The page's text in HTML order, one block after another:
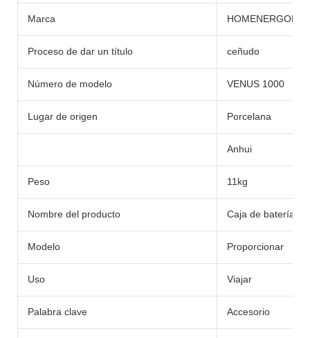
Marca HOMENERGON
Proceso de dar un título ceñudo
Número de modelo VENUS 1000
Lugar de origen Porcelana
Anhui
Peso 11kg
Nombre del producto Caja de batería
Modelo Proporcionar
Uso Viajar
Palabra clave Accesorio